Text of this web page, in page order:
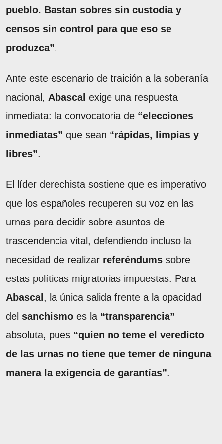
pueblo. Bastan sobres sin custodia y
censos sin control para que eso se
produzca”.
Ante este escenario de traición a la soberanía
nacional, Abascal exige una respuesta
inmediata: la convocatoria de “elecciones
inmediatas” que sean “rápidas, limpias y
libres”.
El líder derechista sostiene que es imperativo
que los españoles recuperen su voz en las
urnas para decidir sobre asuntos de
trascendencia vital, defendiendo incluso la
necesidad de realizar referéndums sobre
estas políticas migratorias impuestas. Para
Abascal , la única salida frente a la opacidad
del sanchismo es la “transparencia”
absoluta, pues “quien no teme el veredicto
de las urnas no tiene que temer de ninguna
manera la exigencia de garantías”.